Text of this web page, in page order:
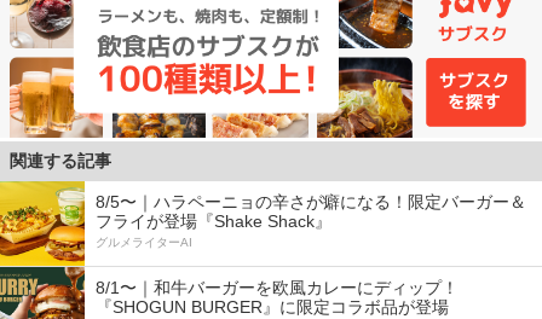
関連する記事
8/5〜｜ハラペーニョの辛さが癖になる！限定バーガー＆
フライが登場『Shake Shack』
グルメライターAI
8/1〜｜和牛バーガーを欧風カレーにディップ！
『SHOGUN BURGER』に限定コラボ品が登場